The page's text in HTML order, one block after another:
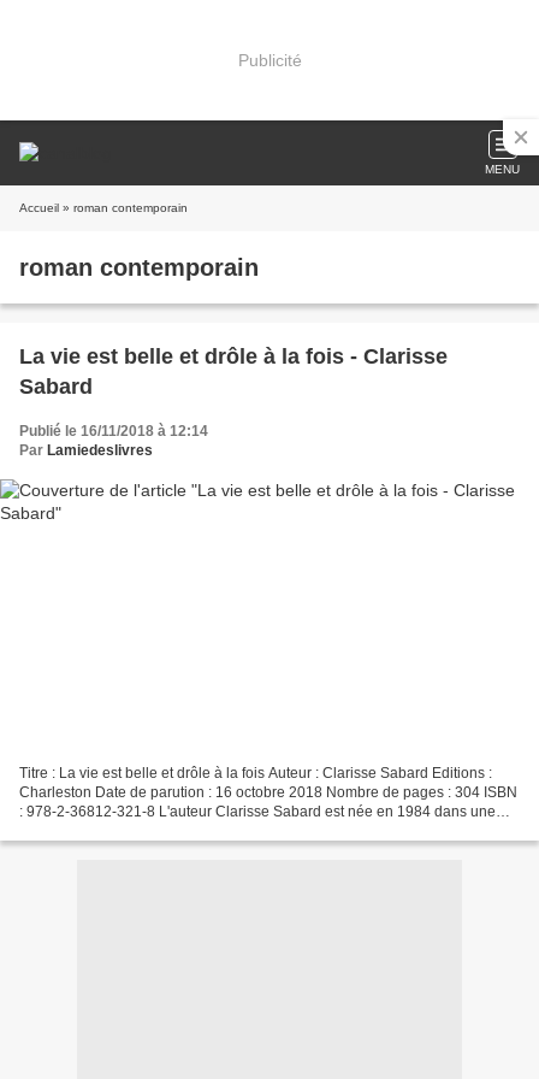
Publicité
MENU
Accueil » roman contemporain
roman contemporain
La vie est belle et drôle à la fois - Clarisse
Sabard
Publié le 16/11/2018 à 12:14
Par Lamiedeslivres
Titre : La vie est belle et drôle à la fois Auteur : Clarisse Sabard Editions :
Charleston Date de parution : 16 octobre 2018 Nombre de pages : 304 ISBN
: 978-2-36812-321-8 L'auteur Clarisse Sabard est née en 1984 dans une